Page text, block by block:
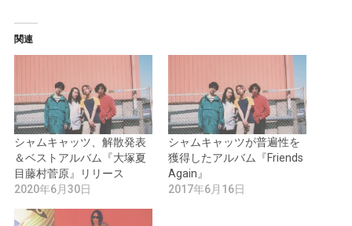
関連
シャムキャッツ、解散発表
＆ベストアルバム『大塚夏
目藤村菅原』リリース
2020年6月30日
シャムキャッツが普遍性を
獲得したアルバム『Friends
Again』
2017年6月16日